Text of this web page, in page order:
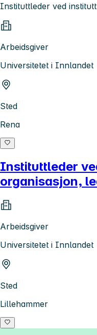
Instituttleder ved
Arbeidsgiver
Universitetet i Innlandet
Sted
Rena
Instituttleder
organisasjon,
Arbeidsgiver
Universitetet i Innlandet
Sted
Lillehammer